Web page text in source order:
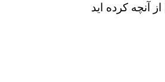
آنچه كرده‏ ايد